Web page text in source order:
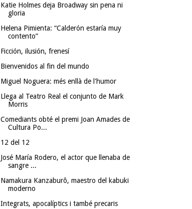
Katie Holmes deja Broadway sin pena ni
gloria
Helena Pimienta: “Calderón estaría muy
contento”
Ficción, ilusión, frenesí
Bienvenidos al fin del mundo
Miguel Noguera: més enllà de l'humor
Llega al Teatro Real el conjunto de Mark
Morris
Comediants obté el premi Joan Amades de
Cultura Po...
12 del 12
José María Rodero, el actor que llenaba de
sangre ...
Namakura Kanzaburô, maestro del kabuki
moderno
Integrats, apocalíptics i també precaris